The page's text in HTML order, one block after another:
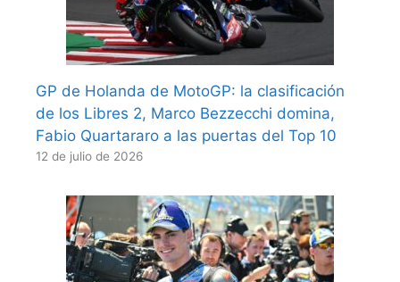
GP de Holanda de MotoGP: la clasificación
de los Libres 2, Marco Bezzecchi domina,
Fabio Quartararo a las puertas del Top 10
12 de julio de 2026